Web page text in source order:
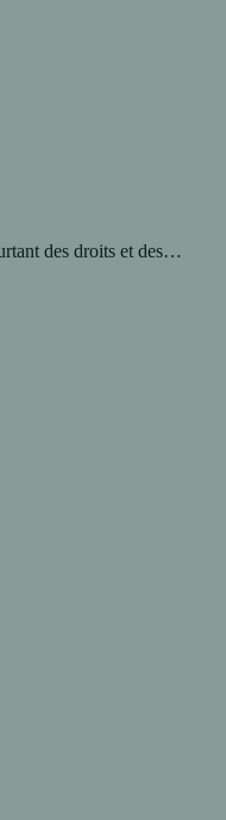
des droits et des…